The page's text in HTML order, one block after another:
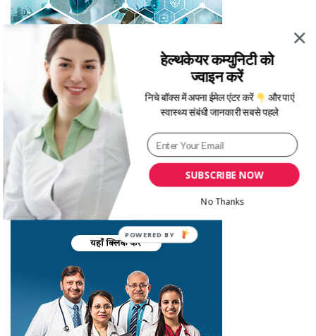
SUBSCRIBE NOW
हेल्थकेयर कम्युनिटी को
ज्वाइन करें
निचे बॉक्स में अपना ईमेल एंटर करें
और पाएं
स्वास्थ्य संबंधी जानकारी सबसे पहले
No Thanks
POWERED
BY